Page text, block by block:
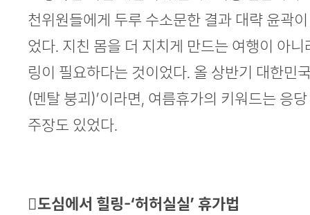
천위원들에게 두루 수소문한 결과 대략 윤곽이
었다. 지친 몸을 더 지치게 만드는 여행이 아
링이 필요하다는 것이었다. 올 상반기 대한민
(멘탈 붕괴)’이라면, 여름휴가의 키워드는 응
주장도 있었다.
도심에서 힐링-‘허허실실’ 휴가법